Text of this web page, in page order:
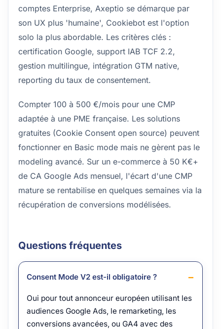
comptes Enterprise, Axeptio se démarque par
son UX plus 'humaine', Cookiebot est l'option
solo la plus abordable. Les critères clés :
certification Google, support IAB TCF 2.2,
gestion multilingue, intégration GTM native,
reporting du taux de consentement.
Compter 100 à 500 €/mois pour une CMP
adaptée à une PME française. Les solutions
gratuites (Cookie Consent open source) peuvent
fonctionner en Basic mode mais ne gèrent pas le
modeling avancé. Sur un e-commerce à 50 K€+
de CA Google Ads mensuel, l'écart d'une CMP
mature se rentabilise en quelques semaines via la
récupération de conversions modélisées.
Questions fréquentes
Consent Mode V2 est-il obligatoire ?
Oui pour tout annonceur européen utilisant les
audiences Google Ads, le remarketing, les
conversions avancées, ou GA4 avec des